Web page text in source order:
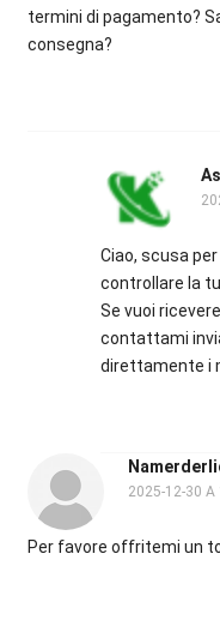
termini di pagamento?
consegna?
Ciao, scusa
controllare la
Se vuoi
contattami
direttamente i
2025-12-30 A
Per favore offritemi un